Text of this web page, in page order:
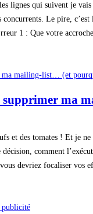
lignes qui suivent je
Le pire,
1 : Que votre
supprimer ma
et des tomates ! Et je
comment
devriez focaliser